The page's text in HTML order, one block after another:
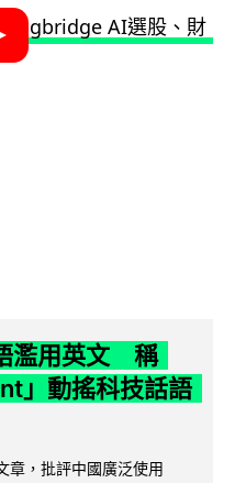
濫用英文 稱
」動搖科技話語
章，批評中國廣泛使用